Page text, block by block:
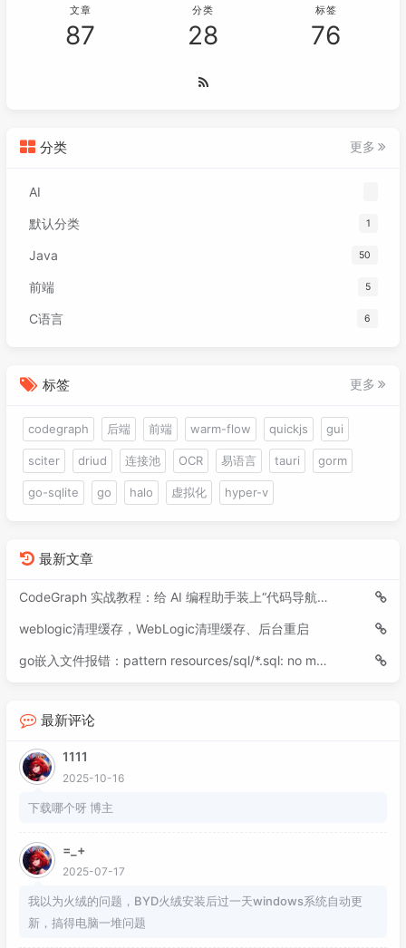
文章
87
分类
28
标签
76
分类 更多
AI
默认分类 1
Java 50
前端 5
C语言 6
标签 更多
codegraph 后端 前端 warm-flow quickjs gui
sciter driud 连接池 OCR 易语言 tauri gorm
go-sqlite go halo 虚拟化 hyper-v
最新文章
CodeGraph 实战教程：给 AI 编程助手装上“代码导航仪”
weblogic清理缓存，WebLogic清理缓存、后台重启
go嵌入文件报错：pattern resources/sql/*.sql: no matching files found
最新评论
1111
2025-10-16
下载哪个呀 博主
=_+
2025-07-17
我以为火绒的问题，BYD火绒安装后过一天windows系统自动更
新，搞得电脑一堆问题